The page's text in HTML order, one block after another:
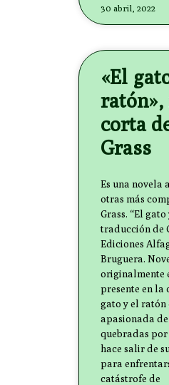
30 abril, 2022
«El
ratón»,
corta
Grass
Es una novela
otras más
Grass. “El
traducción de
Ediciones
Bruguera.
originalmente
presente en la
gato y el ratón
apasionada
quebradas
hace salir de
para
catástrofe de